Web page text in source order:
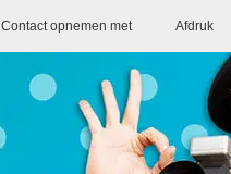
Contact opnemen met Afdruk